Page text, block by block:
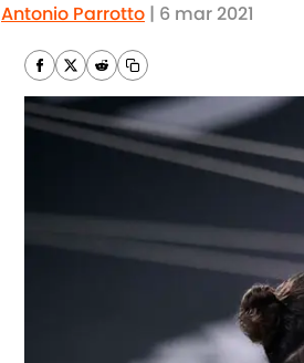
Antonio Parrotto | 6 mar 2021